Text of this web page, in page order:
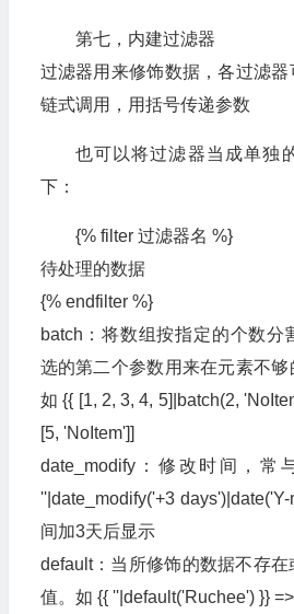
第七，内建过滤器
过滤器用来修饰数据，各过滤
链式调用，用括号传递参数
也可以将过滤器当成单独
下：
{% filter 过滤器名 %}
待处理的数据
{% endfilter %}
batch：将数组按指定的个数分
选的第二个参数用来在元素不够
如 {{ [1, 2, 3, 4, 5]|batch(2,
[5, 'NoItem']]
date_modify：修改时间，常
''|date_modify('+3
间加3天后显示
default：当所修饰的数据不存
值。如 {{ ''|default('Ruchee') }}